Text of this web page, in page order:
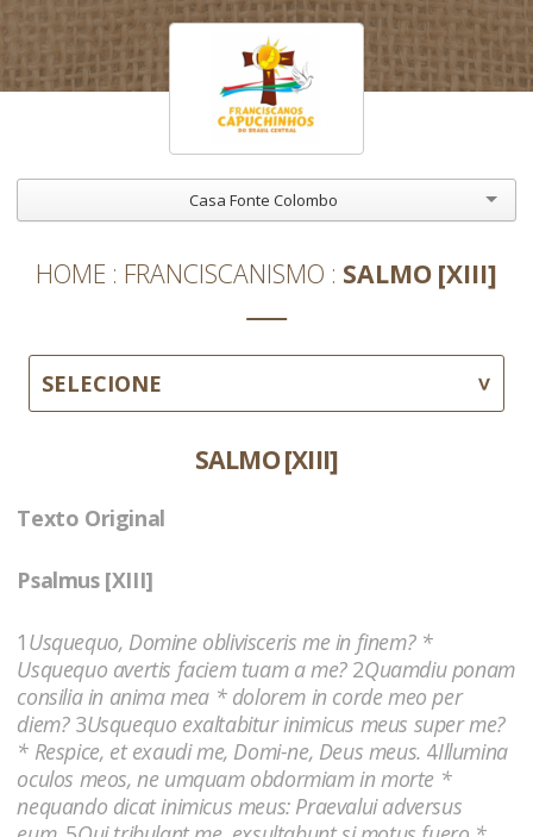
Casa Fonte Colombo
HOME FRANCISCANISMO SALMO [XIII]
SELECIONE
SALMO [XIII]
Texto Original
Psalmus [XIII]
1 Usquequo, Domine oblivisceris me in finem? *
Usquequo avertis faciem tuam a me? 2Quamdiu ponam
consilia in anima mea * dolorem in corde meo per
diem? 3Usquequo exaltabitur inimicus meus super me?
* Respice, et exaudi me, Domi-ne, Deus meus. 4Illumina
oculos meos, ne umquam obdormiam in morte *
nequando dicat inimicus meus: Praevalui adversus